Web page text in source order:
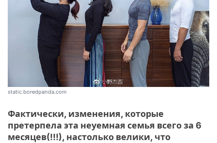
static.boredpanda.com
Фактически, изменения, которые
претерпела эта неуемная семья всего за 6
месяцев(!!!), настолько велики, что